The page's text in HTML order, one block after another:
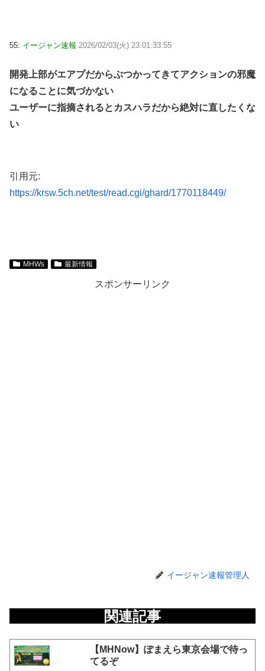
55: イージャン速報 2026/02/03(火) 23:01:33.55
開発上部がエアプだからぶつかってきてアクションの邪魔
になることに気づかない
ユーザーに指摘されるとカスハラだから絶対に直したくな
い
引用元:
https://krsw.5ch.net/test/read.cgi/ghard/1770118449/
MHWs 最新情報
スポンサーリンク
イージャン速報管理人
関連記事
【MHNow】ぽまえら東京会場で待っ
てるぞ